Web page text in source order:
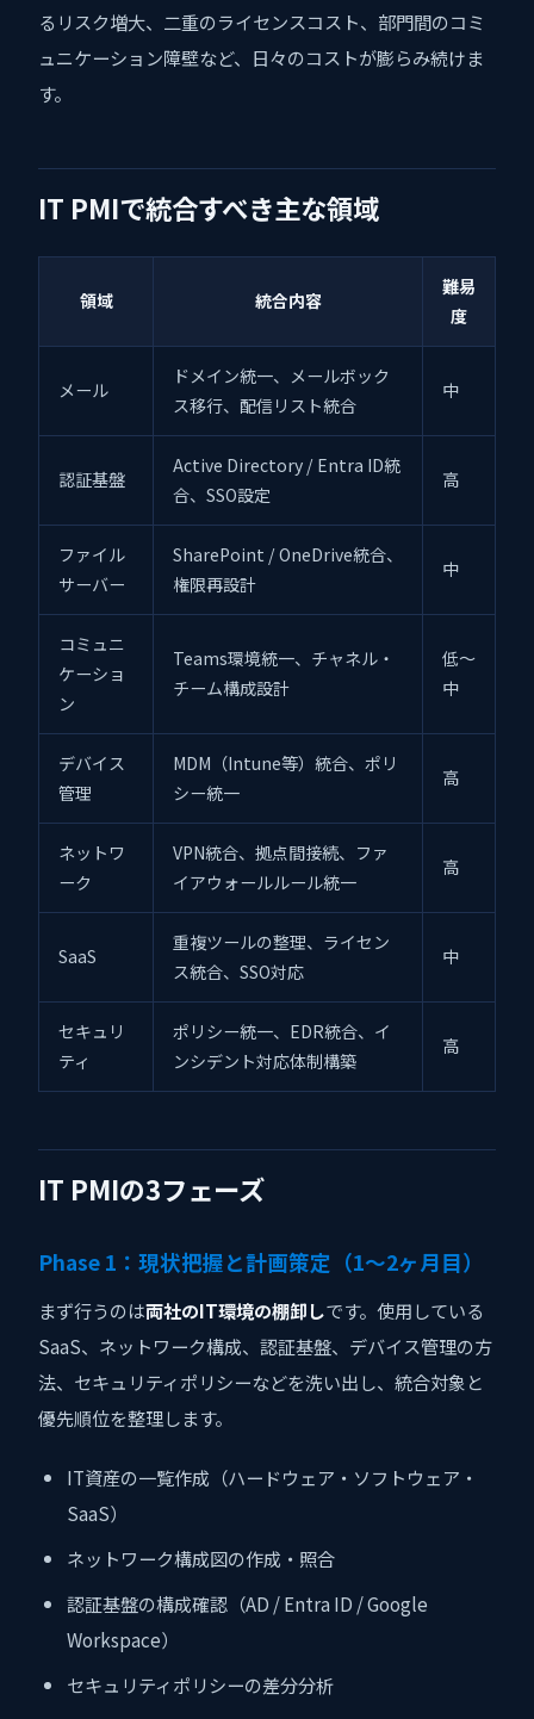
るリスク増大、二重のライセンスコスト、部門間のコミ
ュニケーション障壁など、日々のコストが膨らみ続けま
す。
IT PMIで統合すべき主な領域
領域 統合内容
難易
度
メール
ドメイン統一、メールボック
ス移行、配信リスト統合
中
認証基盤
Active Directory / Entra ID統
合、SSO設定
高
ファイル
サーバー
SharePoint / OneDrive統合、
権限再設計
中
コミュニ
ケーショ
ン
Teams環境統一、チャネル・
チーム構成設計
低〜
中
デバイス
管理
MDM（Intune等）統合、ポリ
シー統一
高
ネットワ
ーク
VPN統合、拠点間接続、ファ
イアウォールルール統一
高
SaaS
重複ツールの整理、ライセン
ス統合、SSO対応
中
セキュリ
ティ
ポリシー統一、EDR統合、イ
ンシデント対応体制構築
高
IT PMIの3フェーズ
Phase 1：現状把握と計画策定（1〜2ヶ月目）
まず行うのは両社のIT環境の棚卸しです。使用している
SaaS、ネットワーク構成、認証基盤、デバイス管理の方
法、セキュリティポリシーなどを洗い出し、統合対象と
優先順位を整理します。
IT資産の一覧作成（ハードウェア・ソフトウェア・
SaaS）
ネットワーク構成図の作成・照合
認証基盤の構成確認（AD / Entra ID / Google
Workspace）
セキュリティポリシーの差分分析